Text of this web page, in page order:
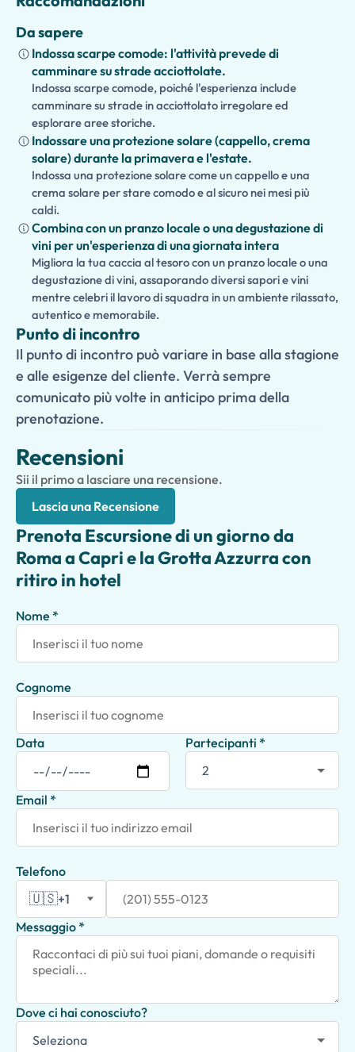
Da sapere
Indossa scarpe comode: l'attività prevede di
camminare su strade acciottolate.
Indossa scarpe comode, poiché l'esperienza include
camminare su strade in acciottolato irregolare ed
esplorare aree storiche.
Indossare una protezione solare (cappello, crema
solare) durante la primavera e l'estate.
Indossa una protezione solare come un cappello e una
crema solare per stare comodo e al sicuro nei mesi più
caldi.
Combina con un pranzo locale o una degustazione di
vini per un'esperienza di una giornata intera
Migliora la tua caccia al tesoro con un pranzo locale o una
degustazione di vini, assaporando diversi sapori e vini
mentre celebri il lavoro di squadra in un ambiente rilassato,
autentico e memorabile.
Punto di incontro
Il punto di incontro può variare in base alla stagione
e alle esigenze del cliente. Verrà sempre
comunicato più volte in anticipo prima della
prenotazione.
Recensioni
Sii il primo a lasciare una recensione.
Lascia una Recensione
Prenota Escursione di un giorno da
Roma a Capri e la Grotta Azzurra con
ritiro in hotel
Nome *
Cognome
Data Partecipanti *
Email *
Telefono
🇺🇸+1
Messaggio *
Dove ci hai conosciuto?